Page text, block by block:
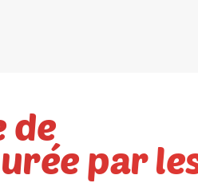
de
par